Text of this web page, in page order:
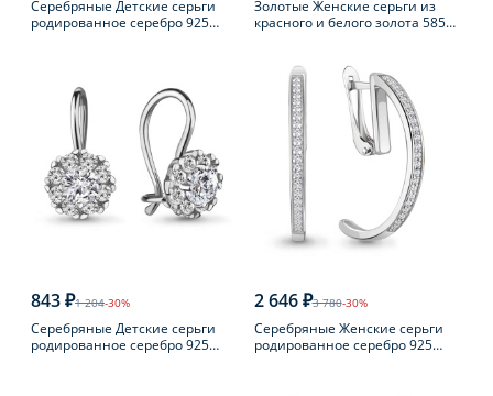
Серебряные Детские серьги
родированное серебро 925
Золотые Женские серьги из
красного и белого золота 585
843 ₽1 204-30%
Серебряные Детские серьги
родированное серебро 925
2 646 ₽3 780-30%
Серебряные Женские серьги
родированное серебро 925